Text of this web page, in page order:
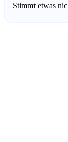
Stimmt etwas